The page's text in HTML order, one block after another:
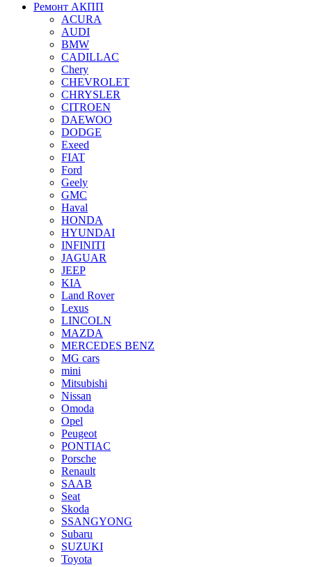
Ремонт АКПП
ACURA
AUDI
BMW
CADILLAC
Chery
CHEVROLET
CHRYSLER
CITROEN
DAEWOO
DODGE
Exeed
FIAT
Ford
Geely
GMC
Haval
HONDA
HYUNDAI
INFINITI
JAGUAR
JEEP
KIA
Land Rover
Lexus
LINCOLN
MAZDA
MERCEDES BENZ
MG cars
mini
Mitsubishi
Nissan
Omoda
Opel
Peugeot
PONTIAC
Porsche
Renault
SAAB
Seat
Skoda
SSANGYONG
Subaru
SUZUKI
Toyota